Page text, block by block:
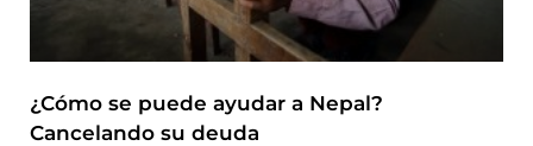
¿Cómo se puede ayudar a Nepal?
Cancelando su deuda